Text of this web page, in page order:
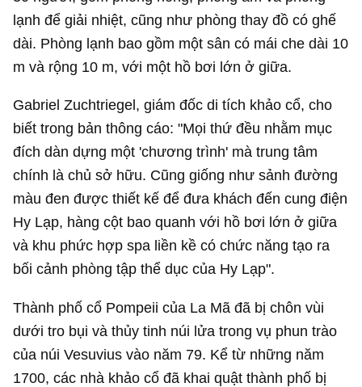
lạnh để giải nhiệt, cũng như phòng thay đồ có ghế
dài. Phòng lạnh bao gồm một sân có mái che dài 10
m và rộng 10 m, với một hồ bơi lớn ở giữa.
Gabriel Zuchtriegel, giám đốc di tích khảo cổ, cho
biết trong bản thông cáo: "Mọi thứ đều nhằm mục
đích dàn dựng một 'chương trình' mà trung tâm
chính là chủ sở hữu. Cũng giống như sảnh đường
màu đen được thiết kế để đưa khách đến cung điện
Hy Lạp, hàng cột bao quanh với hồ bơi lớn ở giữa
và khu phức hợp spa liền kề có chức năng tạo ra
bối cảnh phòng tập thể dục của Hy Lạp".
Thành phố cổ Pompeii của La Mã đã bị chôn vùi
dưới tro bụi và thủy tinh núi lửa trong vụ phun trào
của núi Vesuvius vào năm 79. Kể từ những năm
1700, các nhà khảo cổ đã khai quật thành phố bị